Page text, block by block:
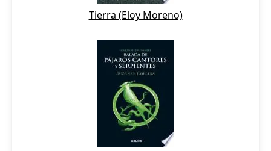
Tierra (Eloy Moreno)